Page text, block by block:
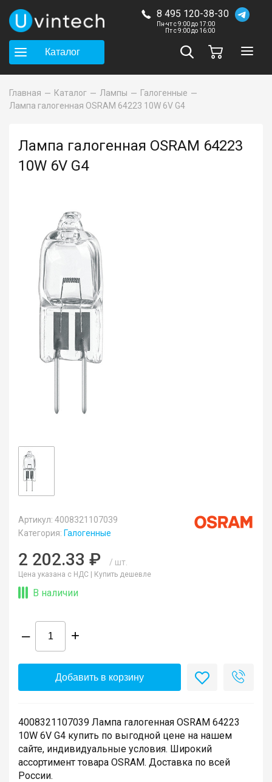
8 495 120-38-30
Пн-чт с 9:00 до 17:00
Пт с 9:00 до 16:00
Каталог
Главная Каталог Лампы
Галогенные
Лампа галогенная OSRAM 64223 10W 6V G4
Лампа галогенная OSRAM 64223
10W 6V G4
Артикул: 4008321107039
Категория: Галогенные
2 202.33 ₽ / шт.
Цена указана с НДС | Купить дешевле
В наличии
– +
Добавить в корзину
4008321107039 Лампа галогенная OSRAM 64223
10W 6V G4 купить по выгодной цене на нашем
сайте, индивидуальные условия. Широкий
ассортимент товара OSRAM. Доставка по всей
России.